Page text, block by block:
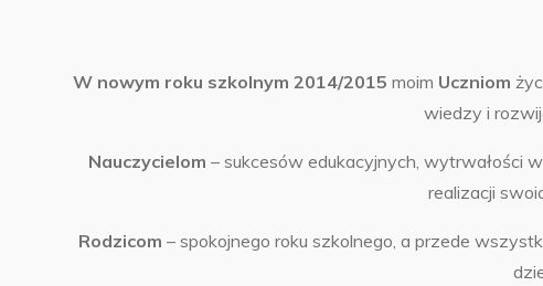
W nowym roku szkolnym 2014/2015 moim Uczniom
wiedzy i
Nauczycielom – sukcesów edukacyjnych, wytrwałości
realizacji
Rodzicom – spokojnego roku szkolnego, a przede